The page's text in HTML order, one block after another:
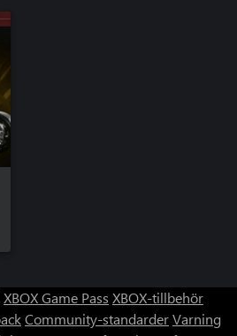
XBOX Game Pass XBOX-tillbehör
Community-standarderVarning